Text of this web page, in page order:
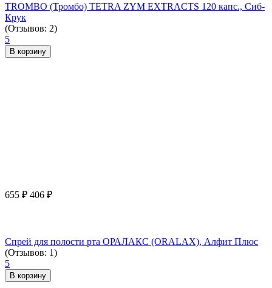
TROMBO (Тромбо) TETRA ZYM EXTRACTS 120 капс., Сиб-
Крук
(Отзывов: 2)
5
В корзину
655 ₽ 406 ₽
Спрей для полости рта ОРАЛАКС (ORALAX), Алфит Плюс
(Отзывов: 1)
5
В корзину